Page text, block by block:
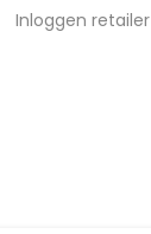
Inloggen retailer